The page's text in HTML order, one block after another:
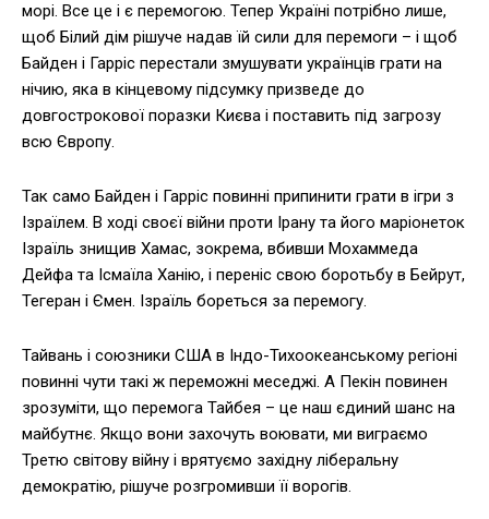
морі. Все це і є перемогою. Тепер Україні потрібно лише,
щоб Білий дім рішуче надав їй сили для перемоги – і щоб
Байден і Гарріс перестали змушувати українців грати на
нічию, яка в кінцевому підсумку призведе до
довгострокової поразки Києва і поставить під загрозу
всю Європу.
Так само Байден і Гарріс повинні припинити грати в ігри з
Ізраїлем. В ході своєї війни проти Ірану та його маріонеток
Ізраїль знищив Хамас, зокрема, вбивши Мохаммеда
Дейфа та Ісмаїла Ханію, і переніс свою боротьбу в Бейрут,
Тегеран і Ємен. Ізраїль бореться за перемогу.
Тайвань і союзники США в Індо-Тихоокеанському регіоні
повинні чути такі ж переможні меседжі. А Пекін повинен
зрозуміти, що перемога Тайбея – це наш єдиний шанс на
майбутнє. Якщо вони захочуть воювати, ми виграємо
Третю світову війну і врятуємо західну ліберальну
демократію, рішуче розгромивши її ворогів.